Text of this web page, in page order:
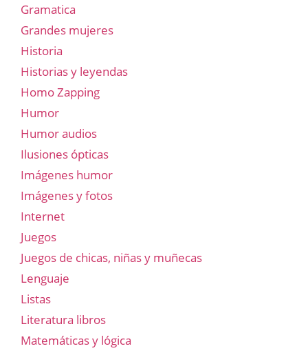
Gramatica
Grandes mujeres
Historia
Historias y leyendas
Homo Zapping
Humor
Humor audios
Ilusiones ópticas
Imágenes humor
Imágenes y fotos
Internet
Juegos
Juegos de chicas, niñas y muñecas
Lenguaje
Listas
Literatura libros
Matemáticas y lógica